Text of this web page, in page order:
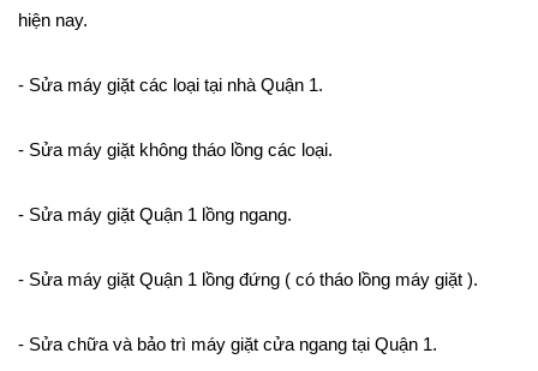
hiện nay.
- Sửa máy giặt các loại tại nhà Quận 1.
- Sửa máy giặt không tháo lồng các loại.
- Sửa máy giặt Quận 1 lồng ngang.
- Sửa máy giặt Quận 1 lồng đứng ( có tháo lồng máy giặt ).
- Sửa chữa và bảo trì máy giặt cửa ngang tại Quận 1.